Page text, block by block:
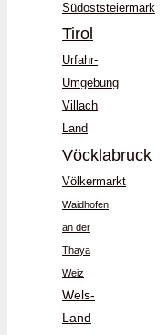
Südoststeiermark
Tirol
Urfahr-
Umgebung
Villach
Land
Vöcklabruck
Völkermarkt
Waidhofen
an der
Thaya
Weiz
Wels-
Land